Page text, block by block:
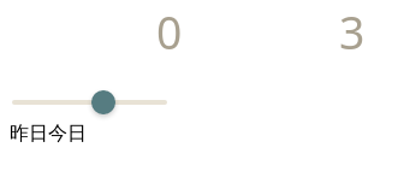
0 3
昨日今日